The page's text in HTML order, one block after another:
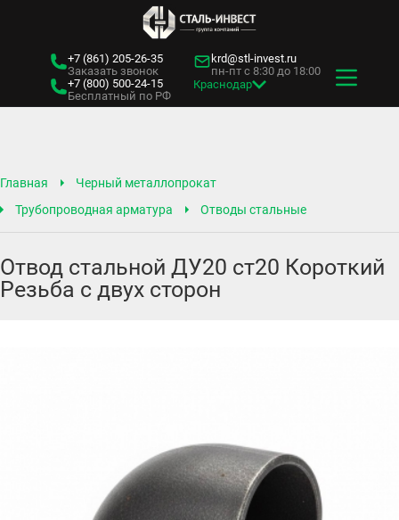
+7 (861) 205-26-35
Заказать звонок
+7 (800) 500-24-15
Бесплатный по РФ
krd@stl-invest.ru
пн-пт с 8:30 до 18:00
Краснодар
Главная
Черный металлопрокат
Трубопроводная арматура
Отводы стальные
Отвод стальной ДУ20 ст20 Короткий
Резьба с двух сторон